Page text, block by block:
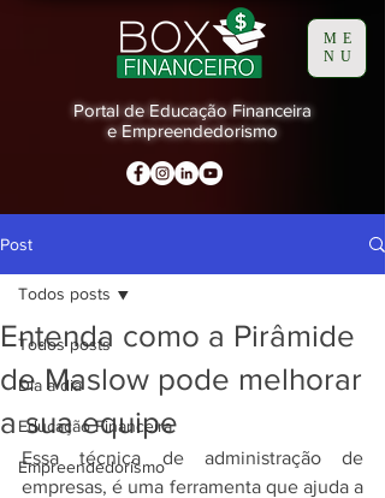
ME
NU
Portal de Educação Financeira
e Empreendedorismo
Post
Todos posts
Dia a dia
Educação Financeira
Empreendedorismo
Todos posts
Entenda como a Pirâmide
de Maslow pode melhorar
a sua equipe
Essa técnica de administração de
empresas, é uma ferramenta que ajuda a